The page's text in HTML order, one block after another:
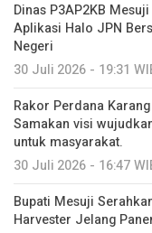
Dinas P3AP2KB
Aplikasi Halo JPN
Negeri
30 Juli 2026 - 19:31
Rakor Perdana
Samakan visi
untuk masyarakat.
30 Juli 2026 - 16:47
Bupati Mesuji
Harvester Jelang